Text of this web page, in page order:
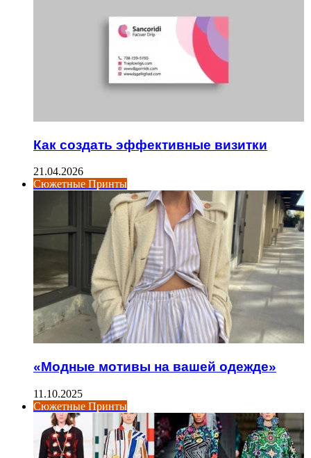
Как создать эффективные визитки
21.04.2026
Сюжетные Принты
«Модные мотивы на вашей одежде»
11.10.2025
Сюжетные Принты